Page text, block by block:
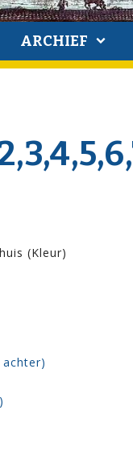
ARCHIEF
(Kleur)